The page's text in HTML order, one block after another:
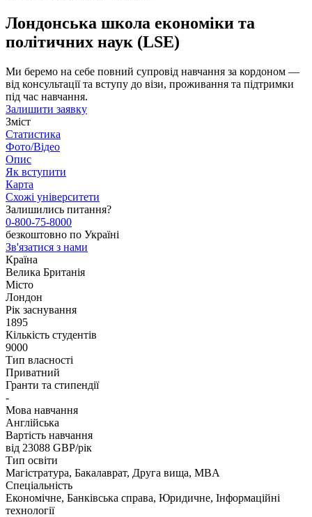
Лондонська школа економіки та
політичних наук (LSE)
Ми беремо на себе повний супровід навчання за кордоном —
від консультації та вступу до візи, проживання та підтримки
під час навчання.
Залишити заявку
Зміст
Статистика
Фото/Відео
Опис
Як вступити
Карта
Схожі університети
Залишились питання?
0-800-75-8000
безкоштовно по Україні
Зв'язатися з нами
Країна
Велика Британія
Місто
Лондон
Рік заснування
1895
Кількість студентів
9000
Тип власності
Приватний
Гранти та стипендії
-
Мова навчання
Англійська
Вартість навчання
від 23088 GBP/рік
Тип освіти
Магістратура, Бакалаврат, Друга вища, MBA
Спеціальність
Економічне, Банківська справа, Юридичне, Інформаційні
технології